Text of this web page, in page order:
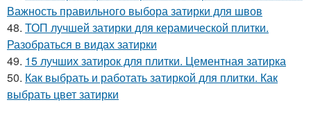
Важность правильного выбора затирки для швов
48. ТОП лучшей затирки для керамической плитки.
Разобраться в видах затирки
49. 15 лучших затирок для плитки. Цементная затирка
50. Как выбрать и работать затиркой для плитки. Как
выбрать цвет затирки